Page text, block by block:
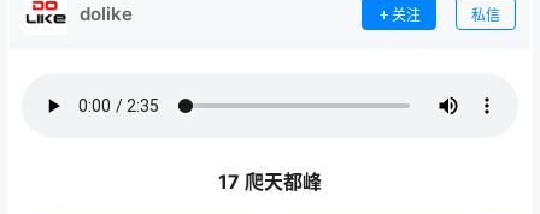
dolike 关注 私信
17 爬天都峰